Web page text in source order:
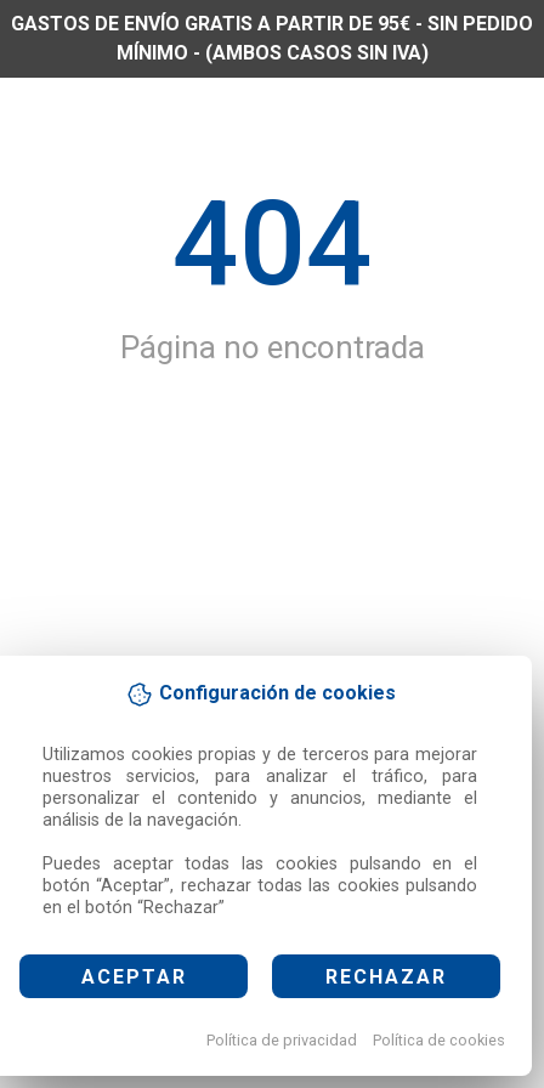
Configuración de cookies
Utilizamos cookies propias y de terceros para mejorar
nuestros servicios, para analizar el tráfico, para
personalizar el contenido y anuncios, mediante el
análisis de la navegación.
Puedes aceptar todas las cookies pulsando en el
botón “Aceptar”, rechazar todas las cookies pulsando
en el botón “Rechazar”
ACEPTAR RECHAZAR
Política de privacidad Política de cookies
GASTOS DE ENVÍO GRATIS A PARTIR DE 95€ - SIN PEDIDO
MÍNIMO - (AMBOS CASOS SIN IVA)
404
Página no encontrada